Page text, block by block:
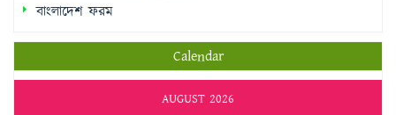
বাংলাদেশ ফরম
Calendar
AUGUST 2026